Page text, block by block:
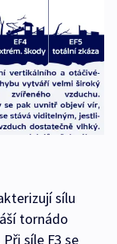
sílu
tornádo
síle F3 se